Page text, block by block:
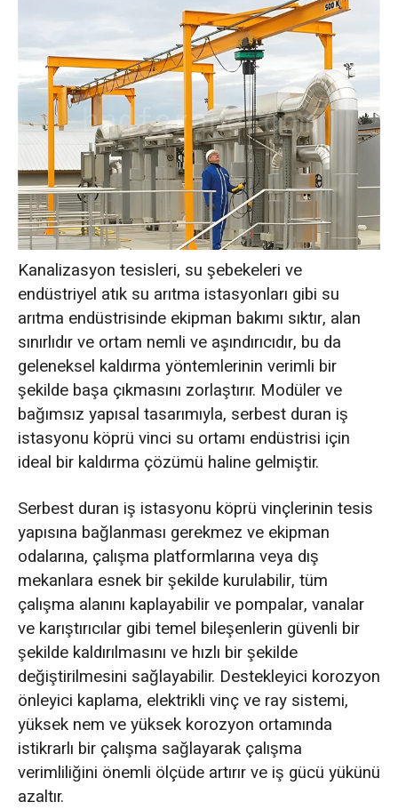
Kanalizasyon tesisleri, su şebekeleri ve
endüstriyel atık su arıtma istasyonları gibi su
arıtma endüstrisinde ekipman bakımı sıktır, alan
sınırlıdır ve ortam nemli ve aşındırıcıdır, bu da
geleneksel kaldırma yöntemlerinin verimli bir
şekilde başa çıkmasını zorlaştırır. Modüler ve
bağımsız yapısal tasarımıyla, serbest duran iş
istasyonu köprü vinci su ortamı endüstrisi için
ideal bir kaldırma çözümü haline gelmiştir.
Serbest duran iş istasyonu köprü vinçlerinin tesis
yapısına bağlanması gerekmez ve ekipman
odalarına, çalışma platformlarına veya dış
mekanlara esnek bir şekilde kurulabilir, tüm
çalışma alanını kaplayabilir ve pompalar, vanalar
ve karıştırıcılar gibi temel bileşenlerin güvenli bir
şekilde kaldırılmasını ve hızlı bir şekilde
değiştirilmesini sağlayabilir. Destekleyici korozyon
önleyici kaplama, elektrikli vinç ve ray sistemi,
yüksek nem ve yüksek korozyon ortamında
istikrarlı bir çalışma sağlayarak çalışma
verimliliğini önemli ölçüde artırır ve iş gücü yükünü
azaltır.